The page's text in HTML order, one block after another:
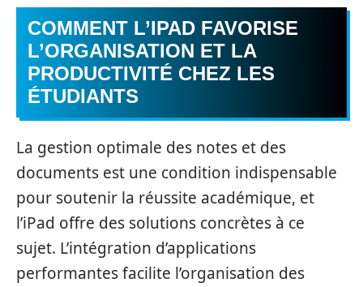
COMMENT L’IPAD FAVORISE
L’ORGANISATION ET LA
PRODUCTIVITÉ CHEZ LES
ÉTUDIANTS
La gestion optimale des notes et des
documents est une condition indispensable
pour soutenir la réussite académique, et
l’iPad offre des solutions concrètes à ce
sujet. L’intégration d’applications
performantes facilite l’organisation des